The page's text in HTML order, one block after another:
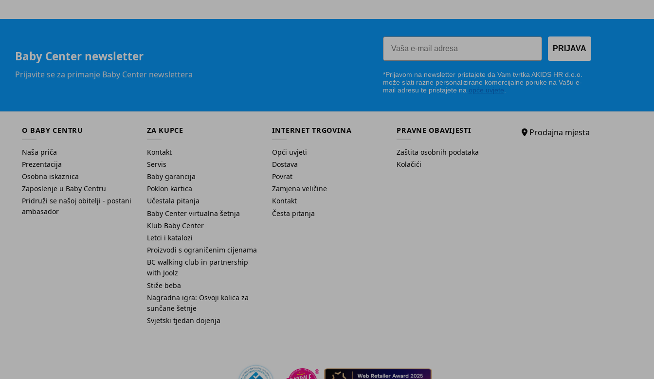
Baby Center newsletter
Prijavite se za primanje Baby Center newslettera
PRIJAVA
*Prijavom na newsletter pristajete da Vam tvrtka AKIDS HR d.o.o.
može slati razne personalizirane komercijalne poruke na Vašu e-
mail adresu te pristajete na opće uvjete.
O BABY CENTRU
Naša priča
Prezentacija
Osobna iskaznica
Zaposlenje u Baby Centru
Pridruži se našoj obitelji - postani
ambasador
ZA KUPCE
Kontakt
Servis
Baby garancija
Poklon kartica
Učestala pitanja
Baby Center virtualna šetnja
Klub Baby Center
Letci i katalozi
Proizvodi s ograničenim cijenama
BC walking club in partnership
with Joolz
Stiže beba
Nagradna igra: Osvoji kolica za
sunčane šetnje
Svjetski tjedan dojenja
INTERNET TRGOVINA
Opći uvjeti
Dostava
Povrat
Zamjena veličine
Kontakt
Česta pitanja
PRAVNE OBAVIJESTI
Zaštita osobnih podataka
Kolačići
Prodajna mjesta